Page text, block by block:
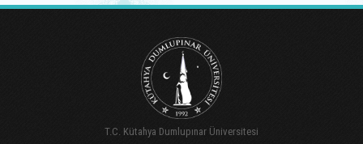
T.C. Kütahya Dumlupınar Üniversitesi